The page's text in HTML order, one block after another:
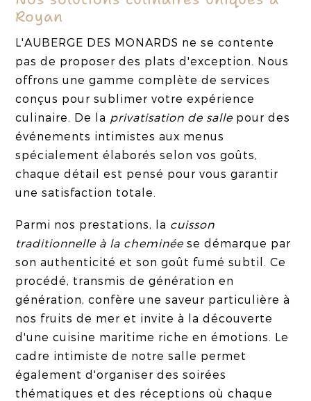
Royan
L'AUBERGE DES MONARDS ne se contente
pas de proposer des plats d'exception. Nous
offrons une gamme complète de services
conçus pour sublimer votre expérience
culinaire. De la privatisation de salle pour des
événements intimistes aux menus
spécialement élaborés selon vos goûts,
chaque détail est pensé pour vous garantir
une satisfaction totale.
Parmi nos prestations, la cuisson
traditionnelle à la cheminée se démarque par
son authenticité et son goût fumé subtil. Ce
procédé, transmis de génération en
génération, confère une saveur particulière à
nos fruits de mer et invite à la découverte
d'une cuisine maritime riche en émotions. Le
cadre intimiste de notre salle permet
également d'organiser des soirées
thématiques et des réceptions où chaque